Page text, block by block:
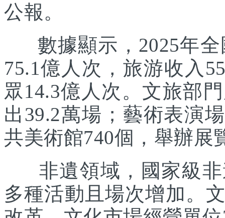
公報。
數據顯示，2025年全
75.1億人次，旅游收入
眾14.3億人次。文旅部
出39.2萬場；藝術表演
共美術館740個，舉辦展
非遺領域，國家級非
多種活動且場次增加。